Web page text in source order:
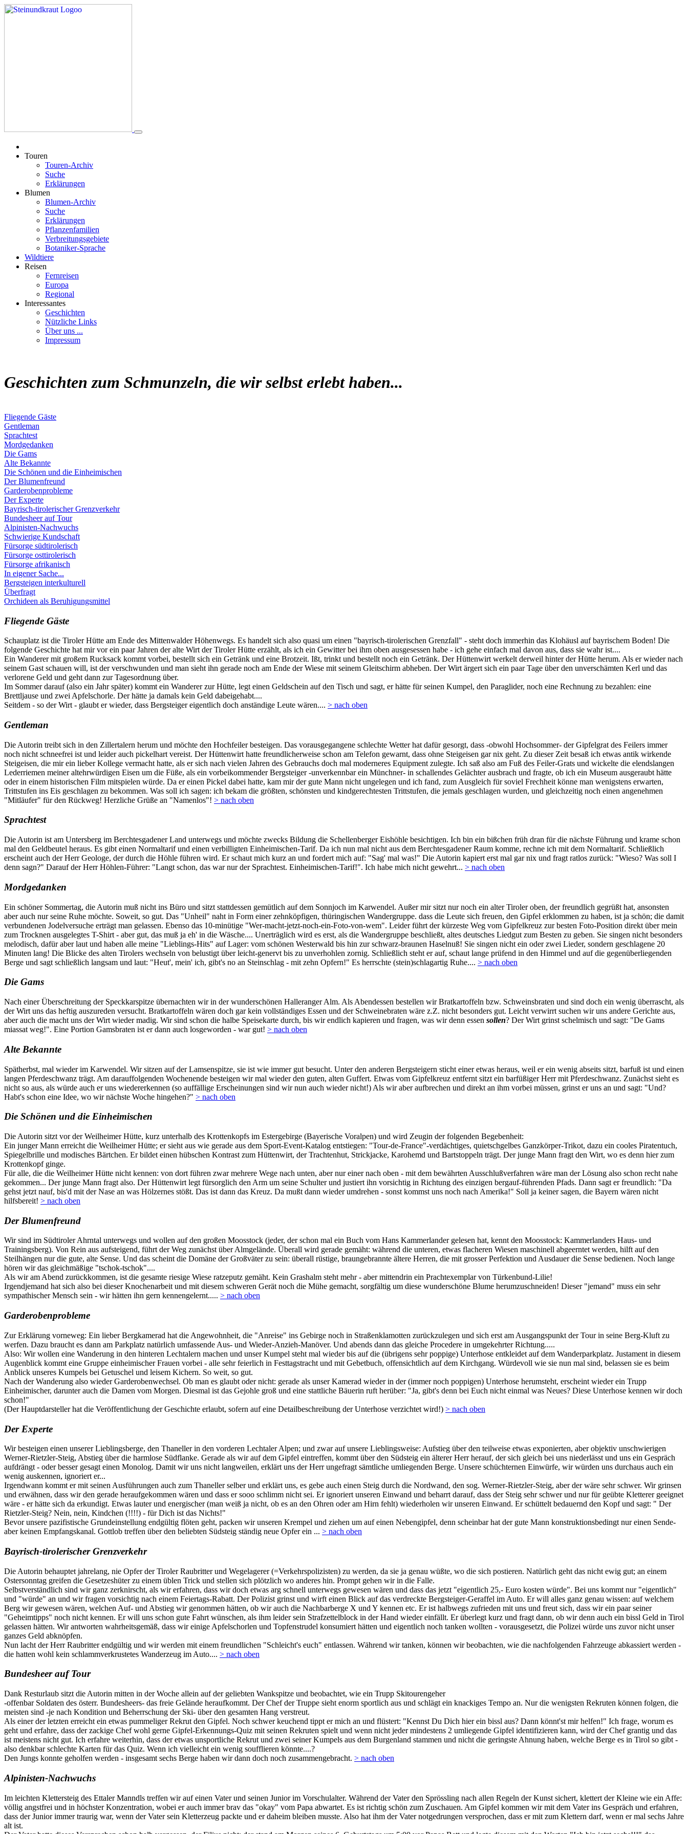
Touren
Touren-Archiv
Suche
Erklärungen
Blumen
Blumen-Archiv
Suche
Erklärungen
Pflanzenfamilien
Verbreitungsgebiete
Botaniker-Sprache
Wildtiere
Reisen
Fernreisen
Europa
Regional
Interessantes
Geschichten
Nützliche Links
Über uns ...
Impressum
Geschichten zum Schmunzeln, die wir selbst erlebt haben...
Fliegende Gäste
Gentleman
Sprachtest
Mordgedanken
Die Gams
Alte Bekannte
Die Schönen und die Einheimischen
Der Blumenfreund
Garderobenprobleme
Der Experte
Bayrisch-tirolerischer Grenzverkehr
Bundesheer auf Tour
Alpinisten-Nachwuchs
Schwierige Kundschaft
Fürsorge südtirolerisch
Fürsorge osttirolerisch
Fürsorge afrikanisch
In eigener Sache...
Bergsteigen interkulturell
Überfragt
Orchideen als Beruhigungsmittel
Fliegende Gäste
Schauplatz ist die Tiroler Hütte am Ende des Mittenwalder Höhenwegs. Es handelt sich also quasi um einen "bayrisch-tirolerischen Grenzfall" - steht doch immerhin das Klohäusl auf bayrischem Boden! Die
folgende Geschichte hat mir vor ein paar Jahren der alte Wirt der Tiroler Hütte erzählt, als ich ein Gewitter bei ihm oben ausgesessen habe - ich gehe einfach mal davon aus, dass sie wahr ist....
Ein Wanderer mit großem Rucksack kommt vorbei, bestellt sich ein Getränk und eine Brotzeit. Ißt, trinkt und bestellt noch ein Getränk. Der Hüttenwirt werkelt derweil hinter der Hütte herum. Als er wieder nach
seinem Gast schauen will, ist der verschwunden und man sieht ihn gerade noch am Ende der Wiese mit seinem Gleitschirm abheben. Der Wirt ärgert sich ein paar Tage über den unverschämten Kerl und das
verlorene Geld und geht dann zur Tagesordnung über.
Im Sommer darauf (also ein Jahr später) kommt ein Wanderer zur Hütte, legt einen Geldschein auf den Tisch und sagt, er hätte für seinen Kumpel, den Paraglider, noch eine Rechnung zu bezahlen: eine
Brettljause und zwei Apfelschorle. Der hätte ja damals kein Geld dabeigehabt....
Seitdem - so der Wirt - glaubt er wieder, dass Bergsteiger eigentlich doch anständige Leute wären.... > nach oben
Gentleman
Die Autorin treibt sich in den Zillertalern herum und möchte den Hochfeiler besteigen. Das vorausgegangene schlechte Wetter hat dafür gesorgt, dass -obwohl Hochsommer- der Gipfelgrat des Feilers immer
noch nicht schneefrei ist und leider auch pickelhart vereist. Der Hüttenwirt hatte freundlicherweise schon am Telefon gewarnt, dass ohne Steigeisen gar nix geht. Zu dieser Zeit besaß ich etwas antik wirkende
Steigeisen, die mir ein lieber Kollege vermacht hatte, als er sich nach vielen Jahren des Gebrauchs doch mal moderneres Equipment zulegte. Ich saß also am Fuß des Feiler-Grats und wickelte die elendslangen
Lederriemen meiner altehrwürdigen Eisen um die Füße, als ein vorbeikommender Bergsteiger -unverkennbar ein Münchner- in schallendes Gelächter ausbrach und fragte, ob ich ein Museum ausgeraubt hätte
oder in einem historischen Film mitspielen würde. Da er einen Pickel dabei hatte, kam mir der gute Mann nicht ungelegen und ich fand, zum Ausgleich für soviel Frechheit könne man wenigstens erwarten,
Trittstufen ins Eis geschlagen zu bekommen. Was soll ich sagen: ich bekam die größten, schönsten und kindgerechtesten Trittstufen, die jemals geschlagen wurden, und gleichzeitig noch einen angenehmen
"Mitläufer" für den Rückweg! Herzliche Grüße an "Namenlos"! > nach oben
Sprachtest
Die Autorin ist am Untersberg im Berchtesgadener Land unterwegs und möchte zwecks Bildung die Schellenberger Eishöhle besichtigen. Ich bin ein bißchen früh dran für die nächste Führung und krame schon
mal den Geldbeutel heraus. Es gibt einen Normaltarif und einen verbilligten Einheimischen-Tarif. Da ich nun mal nicht aus dem Berchtesgadener Raum komme, rechne ich mit dem Normaltarif. Schließlich
erscheint auch der Herr Geologe, der durch die Höhle führen wird. Er schaut mich kurz an und fordert mich auf: "Sag' mal was!" Die Autorin kapiert erst mal gar nix und fragt ratlos zurück: "Wieso? Was soll I
denn sagn?" Darauf der Herr Höhlen-Führer: "Langt schon, das war nur der Sprachtest. Einheimischen-Tarif!". Ich habe mich nicht gewehrt... > nach oben
Mordgedanken
Ein schöner Sommertag, die Autorin muß nicht ins Büro und sitzt stattdessen gemütlich auf dem Sonnjoch im Karwendel. Außer mir sitzt nur noch ein alter Tiroler oben, der freundlich gegrüßt hat, ansonsten
aber auch nur seine Ruhe möchte. Soweit, so gut. Das "Unheil" naht in Form einer zehnköpfigen, thüringischen Wandergruppe. dass die Leute sich freuen, den Gipfel erklommen zu haben, ist ja schön; die damit
verbundenen Jodelversuche erträgt man gelassen. Ebenso das 10-minütige "Wer-macht-jetzt-noch-ein-Foto-von-wem". Leider führt der kürzeste Weg vom Gipfelkreuz zur besten Foto-Position direkt über mein
zum Trocknen ausgelegtes T-Shirt - aber gut, das muß ja eh' in die Wäsche.... Unerträglich wird es erst, als die Wandergruppe beschließt, altes deutsches Liedgut zum Besten zu geben. Sie singen nicht besonders
melodisch, dafür aber laut und haben alle meine "Lieblings-Hits" auf Lager: vom schönen Westerwald bis hin zur schwarz-braunen Haselnuß! Sie singen nicht ein oder zwei Lieder, sondern geschlagene 20
Minuten lang! Die Blicke des alten Tirolers wechseln von belustigt über leicht-genervt bis zu unverhohlen zornig. Schließlich steht er auf, schaut lange prüfend in den Himmel und auf die gegenüberliegenden
Berge und sagt schließlich langsam und laut: "Heut', mein' ich, gibt's no an Steinschlag - mit zehn Opfern!" Es herrschte (stein)schlagartig Ruhe.... > nach oben
Die Gams
Nach einer Überschreitung der Speckkarspitze übernachten wir in der wunderschönen Halleranger Alm. Als Abendessen bestellen wir Bratkartoffeln bzw. Schweinsbraten und sind doch ein wenig überrascht, als
der Wirt uns das heftig auszureden versucht. Bratkartoffeln wären doch gar kein vollständiges Essen und der Schweinebraten wäre z.Z. nicht besonders gut. Leicht verwirrt suchen wir uns andere Gerichte aus,
aber auch die macht uns der Wirt wieder madig. Wir sind schon die halbe Speisekarte durch, bis wir endlich kapieren und fragen, was wir denn essen sollen? Der Wirt grinst schelmisch und sagt: "De Gams
miassat weg!". Eine Portion Gamsbraten ist er dann auch losgeworden - war gut! > nach oben
Alte Bekannte
Spätherbst, mal wieder im Karwendel. Wir sitzen auf der Lamsenspitze, sie ist wie immer gut besucht. Unter den anderen Bergsteigern sticht einer etwas heraus, weil er ein wenig abseits sitzt, barfuß ist und einen
langen Pferdeschwanz trägt. Am darauffolgenden Wochenende besteigen wir mal wieder den guten, alten Guffert. Etwas vom Gipfelkreuz entfernt sitzt ein barfüßiger Herr mit Pferdeschwanz. Zunächst sieht es
nicht so aus, als würde auch er uns wiedererkennen (so auffällige Erscheinungen sind wir nun auch wieder nicht!) Als wir aber aufbrechen und direkt an ihm vorbei müssen, grinst er uns an und sagt: "Und?
Habt's schon eine Idee, wo wir nächste Woche hingehen?" > nach oben
Die Schönen und die Einheimischen
Die Autorin sitzt vor der Weilheimer Hütte, kurz unterhalb des Krottenkopfs im Estergebirge (Bayerische Voralpen) und wird Zeugin der folgenden Begebenheit:
Ein junger Mann erreicht die Weilheimer Hütte; er sieht aus wie gerade aus dem Sport-Event-Katalog entstiegen: "Tour-de-France"-verdächtiges, quietschgelbes Ganzkörper-Trikot, dazu ein cooles Piratentuch,
Spiegelbrille und modisches Bärtchen. Er bildet einen hübschen Kontrast zum Hüttenwirt, der Trachtenhut, Strickjacke, Karohemd und Bartstoppeln trägt. Der junge Mann fragt den Wirt, wo es denn hier zum
Krottenkopf ginge.
Für alle, die die Weilheimer Hütte nicht kennen: von dort führen zwar mehrere Wege nach unten, aber nur einer nach oben - mit dem bewährten Ausschlußverfahren wäre man der Lösung also schon recht nahe
gekommen... Der junge Mann fragt also. Der Hüttenwirt legt fürsorglich den Arm um seine Schulter und justiert ihn vorsichtig in Richtung des einzigen bergauf-führenden Pfads. Dann sagt er freundlich: "Da
gehst jetzt nauf, bis'd mit der Nase an was Hölzernes stößt. Das ist dann das Kreuz. Da mußt dann wieder umdrehen - sonst kommst uns noch nach Amerika!" Soll ja keiner sagen, die Bayern wären nicht
hilfsbereit! > nach oben
Der Blumenfreund
Wir sind im Südtiroler Ahrntal unterwegs und wollen auf den großen Moosstock (jeder, der schon mal ein Buch vom Hans Kammerlander gelesen hat, kennt den Moosstock: Kammerlanders Haus- und
Trainingsberg). Von Rein aus aufsteigend, führt der Weg zunächst über Almgelände. Überall wird gerade gemäht: während die unteren, etwas flacheren Wiesen maschinell abgeerntet werden, hilft auf den
Steilhängen nur die gute, alte Sense. Und das scheint die Domäne der Großväter zu sein: überall rüstige, braungebrannte ältere Herren, die mit grosser Perfektion und Ausdauer die Sense bedienen. Noch lange
hören wir das gleichmäßige "tschok-tschok"....
Als wir am Abend zurückkommen, ist die gesamte riesige Wiese ratzeputz gemäht. Kein Grashalm steht mehr - aber mittendrin ein Prachtexemplar von Türkenbund-Lilie!
Irgendjemand hat sich also bei dieser Knochenarbeit und mit diesem schweren Gerät noch die Mühe gemacht, sorgfältig um diese wunderschöne Blume herumzuschneiden! Dieser "jemand" muss ein sehr
sympathischer Mensch sein - wir hätten ihn gern kennengelernt..... > nach oben
Garderobenprobleme
Zur Erklärung vorneweg: Ein lieber Bergkamerad hat die Angewohnheit, die "Anreise" ins Gebirge noch in Straßenklamotten zurückzulegen und sich erst am Ausgangspunkt der Tour in seine Berg-Kluft zu
werfen. Dazu braucht es dann am Parkplatz natürlich umfassende Aus- und Wieder-Anzieh-Manöver. Und abends dann das gleiche Procedere in umgekehrter Richtung.....
Also: Wir wollen eine Wanderung in den hinteren Lechtalern machen und unser Kumpel steht mal wieder bis auf die (übrigens sehr poppige) Unterhose entkleidet auf dem Wanderparkplatz. Justament in diesem
Augenblick kommt eine Gruppe einheimischer Frauen vorbei - alle sehr feierlich in Festtagstracht und mit Gebetbuch, offensichtlich auf dem Kirchgang. Würdevoll wie sie nun mal sind, belassen sie es beim
Anblick unseres Kumpels bei Getuschel und leisem Kichern. So weit, so gut.
Nach der Wanderung also wieder Garderobenwechsel. Ob man es glaubt oder nicht: gerade als unser Kamerad wieder in der (immer noch poppigen) Unterhose herumsteht, erscheint wieder ein Trupp
Einheimischer, darunter auch die Damen vom Morgen. Diesmal ist das Gejohle groß und eine stattliche Bäuerin ruft herüber: "Ja, gibt's denn bei Euch nicht einmal was Neues? Diese Unterhose kennen wir doch
schon!"
(Der Hauptdarsteller hat die Veröffentlichung der Geschichte erlaubt, sofern auf eine Detailbeschreibung der Unterhose verzichtet wird!) > nach oben
Der Experte
Wir besteigen einen unserer Lieblingsberge, den Thaneller in den vorderen Lechtaler Alpen; und zwar auf unsere Lieblingsweise: Aufstieg über den teilweise etwas exponierten, aber objektiv unschwierigen
Werner-Rietzler-Steig, Abstieg über die harmlose Südflanke. Gerade als wir auf dem Gipfel eintreffen, kommt über den Südsteig ein älterer Herr herauf, der sich gleich bei uns niederlässt und uns ein Gespräch
aufdrängt - oder besser gesagt einen Monolog. Damit wir uns nicht langweilen, erklärt uns der Herr ungefragt sämtliche umliegenden Berge. Unsere schüchternen Einwürfe, wir würden uns durchaus auch ein
wenig auskennen, ignoriert er...
Irgendwann kommt er mit seinen Ausführungen auch zum Thaneller selber und erklärt uns, es gebe auch einen Steig durch die Nordwand, den sog. Werner-Rietzler-Steig, aber der wäre sehr schwer. Wir grinsen
und erwähnen, dass wir den gerade heraufgekommen wären und dass er sooo schlimm nicht sei. Er ignoriert unseren Einwand und beharrt darauf, dass der Steig sehr schwer und nur für geübte Kletterer geeignet
wäre - er hätte sich da erkundigt. Etwas lauter und energischer (man weiß ja nicht, ob es an den Ohren oder am Hirn fehlt) wiederholen wir unseren Einwand. Er schüttelt bedauernd den Kopf und sagt: " Der
Rietzler-Steig? Nein, nein, Kindchen (!!!!) - für Dich ist das Nichts!"
Bevor unsere pazifistische Grundeinstellung endgültig flöten geht, packen wir unseren Krempel und ziehen um auf einen Nebengipfel, denn scheinbar hat der gute Mann konstruktionsbedingt nur einen Sende-
aber keinen Empfangskanal. Gottlob treffen über den beliebten Südsteig ständig neue Opfer ein ... > nach oben
Bayrisch-tirolerischer Grenzverkehr
Die Autorin behauptet jahrelang, nie Opfer der Tiroler Raubritter und Wegelagerer (=Verkehrspolizisten) zu werden, da sie ja genau wüßte, wo die sich postieren. Natürlich geht das nicht ewig gut; an einem
Ostersonntag greifen die Gesetzeshüter zu einem üblen Trick und stellen sich plötzlich wo anderes hin. Prompt gehen wir in die Falle.
Selbstverständlich sind wir ganz zerknirscht, als wir erfahren, dass wir doch etwas arg schnell unterwegs gewesen wären und dass das jetzt "eigentlich 25,- Euro kosten würde". Bei uns kommt nur "eigentlich"
und "würde" an und wir fragen vorsichtig nach einem Feiertags-Rabatt. Der Polizist grinst und wirft einen Blick auf das verdreckte Bergsteiger-Geraffel im Auto. Er will alles ganz genau wissen: auf welchem
Berg wir gewesen wären, welchen Auf- und Abstieg wir genommen hätten, ob wir auch die Nachbarberge X und Y kennen etc. Er ist halbwegs zufrieden mit uns und freut sich, dass wir ein paar seiner
"Geheimtipps" noch nicht kennen. Er will uns schon gute Fahrt wünschen, als ihm leider sein Strafzettelblock in der Hand wieder einfällt. Er überlegt kurz und fragt dann, ob wir denn auch ein bissl Geld in Tirol
gelassen hätten. Wir antworten wahrheitsgemäß, dass wir einige Apfelschorlen und Topfenstrudel konsumiert hätten und eigentlich noch tanken wollten - vorausgesetzt, die Polizei würde uns zuvor nicht unser
ganzes Geld abknöpfen.
Nun lacht der Herr Raubritter endgültig und wir werden mit einem freundlichen "Schleicht's euch" entlassen. Während wir tanken, können wir beobachten, wie die nachfolgenden Fahrzeuge abkassiert werden -
die hatten wohl kein schlammverkrustetes Wanderzeug im Auto.... > nach oben
Bundesheer auf Tour
Dank Resturlaub sitzt die Autorin mitten in der Woche allein auf der geliebten Wankspitze und beobachtet, wie ein Trupp Skitourengeher
-offenbar Soldaten des österr. Bundesheers- das freie Gelände heraufkommt. Der Chef der Truppe sieht enorm sportlich aus und schlägt ein knackiges Tempo an. Nur die wenigsten Rekruten können folgen, die
meisten sind -je nach Kondition und Beherrschung der Ski- über den gesamten Hang verstreut.
Als einer der letzten erreicht ein etwas pummeliger Rekrut den Gipfel. Noch schwer keuchend tippt er mich an und flüstert: "Kennst Du Dich hier ein bissl aus? Dann könnt'st mir helfen!" Ich frage, worum es
geht und erfahre, dass der zackige Chef wohl gerne Gipfel-Erkennungs-Quiz mit seinen Rekruten spielt und wenn nicht jeder mindestens 2 umliegende Gipfel identifizieren kann, wird der Chef grantig und das
ist meistens nicht gut. Ich erfahre weiterhin, dass der etwas unsportliche Rekrut und zwei seiner Kumpels aus dem Burgenland stammen und nicht die geringste Ahnung haben, welche Berge es in Tirol so gibt -
also denkbar schlechte Karten für das Quiz. Wenn ich vielleicht ein wenig soufflieren könnte....?
Den Jungs konnte geholfen werden - insgesamt sechs Berge haben wir dann doch noch zusammengebracht. > nach oben
Alpinisten-Nachwuchs
Im leichten Klettersteig des Ettaler Manndls treffen wir auf einen Vater und seinen Junior im Vorschulalter. Während der Vater den Sprössling nach allen Regeln der Kunst sichert, klettert der Kleine wie ein Affe:
völlig angstfrei und in höchster Konzentration, wobei er auch immer brav das "okay" vom Papa abwartet. Es ist richtig schön zum Zuschauen. Am Gipfel kommen wir mit dem Vater ins Gespräch und erfahren,
dass der Junior immer traurig war, wenn der Vater sein Kletterzeug packte und er daheim bleiben musste. Also hat ihm der Vater notgedrungen versprochen, dass er mit zum Klettern darf, wenn er mal sechs Jahre
alt ist.